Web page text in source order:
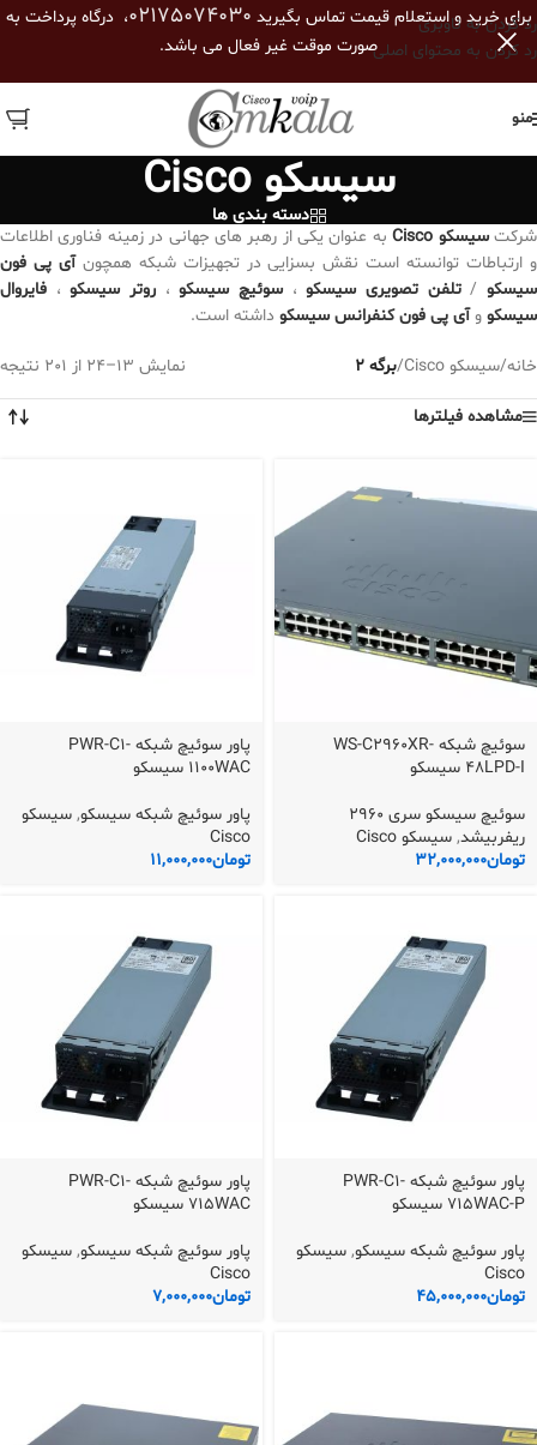
رد کردن به ناوبری
رد کردن به محتوای اصلی
برای خرید و استعلام قیمت تماس بگیرید 02175074030، درگاه پرداخت به
صورت موقت غیر فعال می باشد.
منو
سیسکو Cisco
دسته بندی ها
شرکتسیسکو Cisco
به عنوان یکی از رهبر های جهانی در زمینه فناوری اطلاعات
و ارتباطات توانسته است نقش بسزایی در تجهیزات شبکه همچونآی پی فون
سیسکو /تلفن تصویری سیسکو، سوئیچ سیسکو، روتر سیسکو، فایروال
سیسکو وآی پی فون کنفرانس سیسکو داشته است.
خانه/سیسکو Cisco /برگه 2 نمایش 13–24 از 201 نتیجه
مشاهده فیلترها
سوئیچ شبکه WS-C2960XR-
48LPD-I سیسکو
سوئیچ سیسکو سری 2960
ریفربیشد, سیسکو Cisco
تومان32,000,000
پاور سوئیچ شبکه PWR-C1-
1100WAC سیسکو
پاور سوئیچ شبکه سیسکو, سیسکو
Cisco
تومان11,000,000
پاور سوئیچ شبکه PWR-C1-
715WAC-P سیسکو
پاور سوئیچ شبکه سیسکو, سیسکو
Cisco
تومان45,000,000
پاور سوئیچ شبکه PWR-C1-
715WAC سیسکو
پاور سوئیچ شبکه سیسکو, سیسکو
Cisco
تومان7,000,000